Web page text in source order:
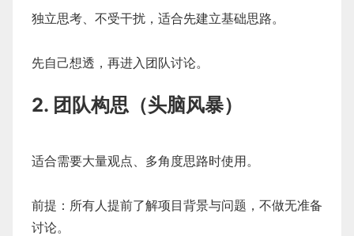
独立思考、不受干扰，适合先建立基础思路。
先自己想透，再进入团队讨论。
2. 团队构思（头脑风暴）
适合需要大量观点、多角度思路时使用。
前提：所有人提前了解项目背景与问题，不做无准备
讨论。